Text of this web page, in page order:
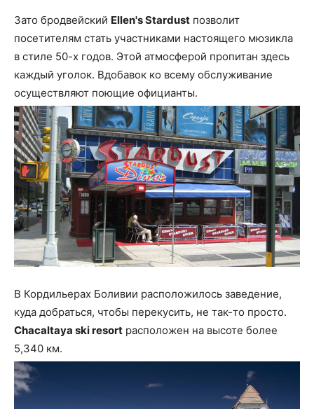
Зато бродвейский Ellen's Stardust позволит
посетителям стать участниками настоящего мюзикла
в стиле 50-х годов. Этой атмосферой пропитан здесь
каждый уголок. Вдобавок ко всему обслуживание
осуществляют поющие официанты.
В Кордильерах Боливии расположилось заведение,
куда добраться, чтобы перекусить, не так-то просто.
Chacaltaya ski resort расположен на высоте более
5,340 км.